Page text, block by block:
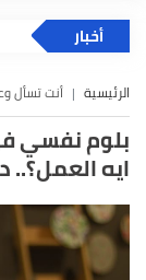
أخبار
الرئيسية أنت تسأل
بلوم نفسي
ايه العمل؟..